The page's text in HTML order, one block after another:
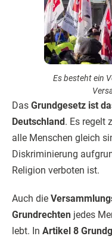
Es besteht ein
Das Grundgesetz ist
Deutschland. Es regelt
alle Menschen gleich
Diskriminierung
Religion verboten ist.
Auch die
Grundrechten jedes
lebt. In Artikel 8